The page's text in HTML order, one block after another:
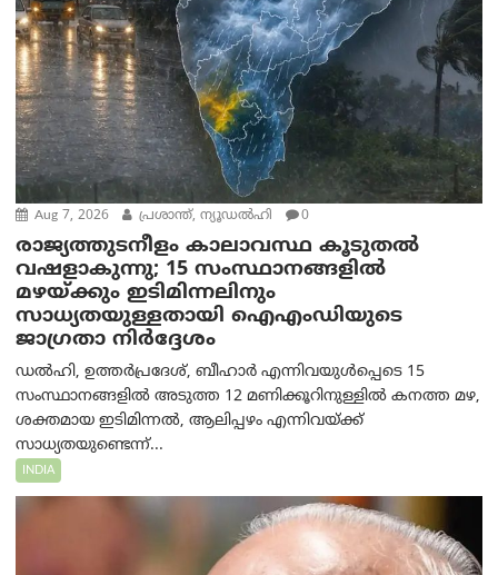
Aug 7, 2026 പ്രശാന്ത്, ന്യൂഡല്‍ഹി 0
രാജ്യത്തുടനീളം കാലാവസ്ഥ കൂടുതൽ
വഷളാകുന്നു; 15 സംസ്ഥാനങ്ങളിൽ
മഴയ്ക്കും ഇടിമിന്നലിനും
സാധ്യതയുള്ളതായി ഐഎംഡിയുടെ
ജാഗ്രതാ നിർദ്ദേശം
ഡൽഹി, ഉത്തർപ്രദേശ്, ബീഹാർ എന്നിവയുൾപ്പെടെ 15
സംസ്ഥാനങ്ങളിൽ അടുത്ത 12 മണിക്കൂറിനുള്ളിൽ കനത്ത മഴ,
ശക്തമായ ഇടിമിന്നൽ, ആലിപ്പഴം എന്നിവയ്ക്ക്
സാധ്യതയുണ്ടെന്ന്...
INDIA